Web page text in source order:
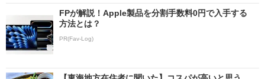
FPが解説！Apple製品を分割手数料0円で入手する
方法とは？
PR(Fav-Log)